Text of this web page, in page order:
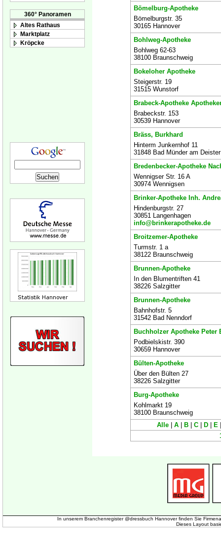
360° Panoramen
Altes Rathaus
Marktplatz
Kröpcke
Bömelburg-Apotheke
Bömelburgstr. 35
30165 Hannover
Bohlweg-Apotheke
Bohlweg 62-63
38100 Braunschweig
Bokeloher Apotheke
Steigerstr. 19
31515 Wunstorf
Brabeck-Apotheke
Brabeckstr. 153
30539 Hannover
Bräss, Burkhard
Hinterm Junkernhof 11
31848 Bad Münder am Deister
Bredenbecker-Apotheke
Wennigser Str. 16 A
30974 Wennigsen
Brinker-Apotheke Inh.
Hindenburgstr. 27
30851 Langenhagen
info@brinkerapotheke.de
Broitzemer-Apotheke
Turmstr. 1 a
38122 Braunschweig
Brunnen-Apotheke
In den Blumentriften 41
38226 Salzgitter
Brunnen-Apotheke
Bahnhofstr. 5
31542 Bad Nenndorf
Buchholzer Apotheke Peter
Podbielskistr. 390
30659 Hannover
Bülten-Apotheke
Über den Bülten 27
38226 Salzgitter
Burg-Apotheke
Kohlmarkt 19
38100 Braunschweig
Alle
A B C D E
In unserem Branchenregister @dressbuch Hannover finden Sie
Dieses Layout